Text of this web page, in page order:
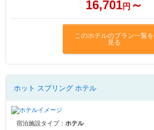
16,701円 ～
このホテルのプラン一覧を
見る
ホット スプリング ホテル
宿泊施設タイプ：ホテル